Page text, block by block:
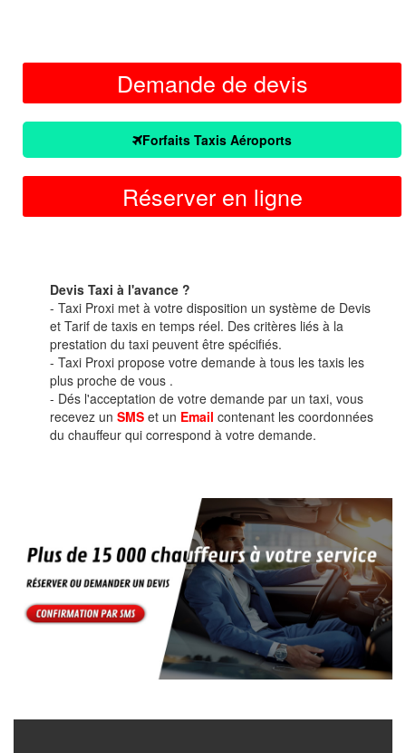
Demande de devis
Forfaits Taxis Aéroports
Réserver en ligne
Devis Taxi à l'avance ?
- Taxi Proxi met à votre disposition un système de Devis
et Tarif de taxis en temps réel. Des critères liés à la
prestation du taxi peuvent être spécifiés.
- Taxi Proxi propose votre demande à tous les taxis les
plus proche de vous .
- Dés l'acceptation de votre demande par un taxi, vous
recevez un SMS et un Email contenant les coordonnées
du chauffeur qui correspond à votre demande.